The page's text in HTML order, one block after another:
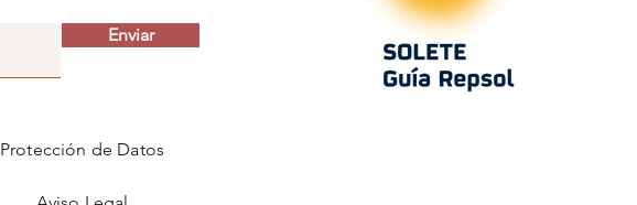
Protección de Datos
Enviar